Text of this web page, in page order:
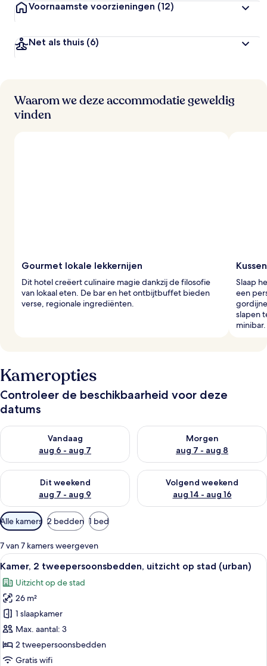
Voornaamste voorzieningen (12)
Net als thuis (6)
Waarom we deze accommodatie geweldig
vinden
Gourmet lokale lekkernijen
Dit hotel creëert culinaire magie dankzij de filosofie
van lokaal eten. De bar en het ontbijtbuffet bieden
verse, regionale ingrediënten.
Slaap
een
slapen
minibar.
Kameropties
Controleer de beschikbaarheid voor deze
datums
Vandaag
aug 6 - aug 7
De beschikbaarheid controleren voor vanavond aug 6 - aug 7
Morgen
aug 7 - aug 8
De beschikbaarheid
Dit weekend
aug 7 - aug 9
De beschikbaarheid controleren voor dit weekend aug 7 -
Volgend weekend
aug 14 - aug 16
De beschikbaarheid
Beschikbare
filters
voor
kamers
Alle kamers 2 bedden 1 bed
7 van 7 kamers weergeven
Alle
foto's
voor
Kamer,
2
tweepersoonsbedden,
uitzicht
op
Een meerlaags woongebouw met
8
Kamer, 2 tweepersoonsbedden, uitzicht op stad (urban)
Uitzicht op de stad
26 m²
1 slaapkamer
Max. aantal: 3
2 tweepersoonsbedden
Gratis wifi